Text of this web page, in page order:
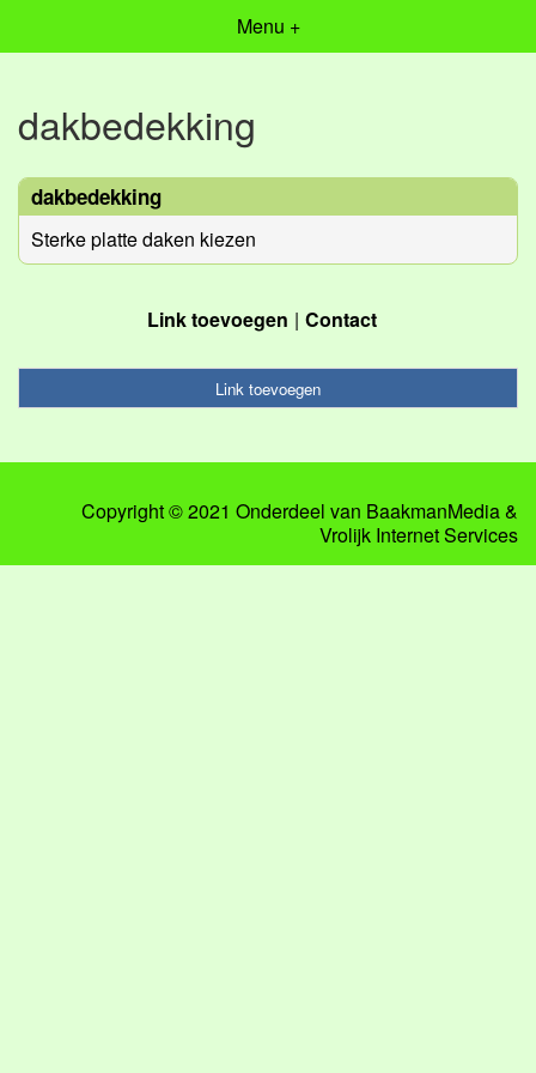
Menu +
dakbedekking
dakbedekking
Sterke platte daken kiezen
Link toevoegen Contact
Link toevoegen
Copyright © 2021 Onderdeel van BaakmanMedia&
Vrolijk Internet Services